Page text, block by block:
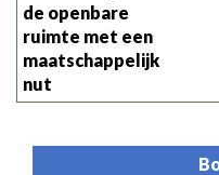
de openbare
ruimte met een
maatschappelijk
nut